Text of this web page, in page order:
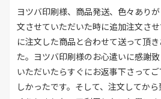
ヨツバ印刷様、商品発送、色々あり
文させていただいた時に追加注文さ
に注文した商品と合わせて送って頂
た。ヨツバ印刷様のお心遣いに感謝
いただいたらすぐにお返事下さって
しかったです。そして、注文してか